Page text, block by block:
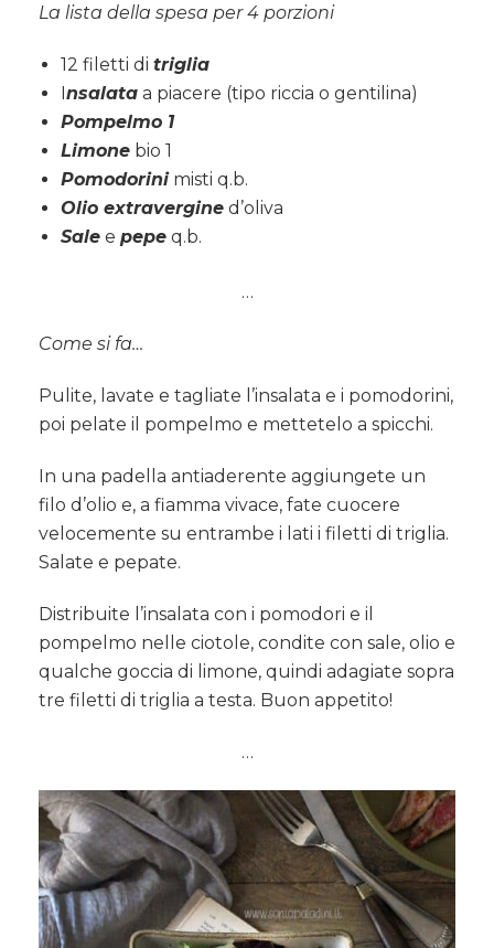
La lista della spesa per 4 porzioni
12 filetti di triglia
nsalata a piacere (tipo riccia o gentilina)
Pompelmo 1
Limone bio 1
Pomodorinimisti q.b.
Olio extravergine d’oliva
Sale e pepe q.b.
…
Come si fa…
Pulite, lavate e tagliate l’insalata e i pomodorini,
poi pelate il pompelmo e mettetelo a spicchi.
In una padella antiaderente aggiungete un
filo d’olio e, a fiamma vivace, fate cuocere
velocemente su entrambe i lati i filetti di triglia.
Salate e pepate.
Distribuite l’insalata con i pomodori e il
pompelmo nelle ciotole, condite con sale, olio e
qualche goccia di limone, quindi adagiate sopra
tre filetti di triglia a testa. Buon appetito!
…